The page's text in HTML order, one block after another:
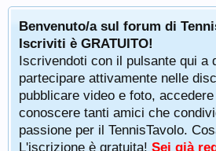
Benvenuto/a sul forum di
Iscriviti è GRATUITO!
Iscrivendoti con il pulsante qui a
partecipare attivamente nelle
pubblicare video e foto,
conoscere tanti amici che
passione per il TennisTavolo.
L'iscrizione è gratuita! Sei già